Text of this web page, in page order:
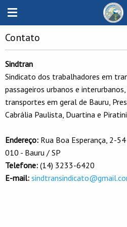
Contato
Sindtran
Sindicato dos trabalhadores em
passageiros urbanos e
transportes em geral de Bauru,
Cabrália Paulista, Duartina e
Endereço: Rua Boa Esperança, 2-
010 - Bauru / SP
Telefone: (14) 3233-6420
E-mail: